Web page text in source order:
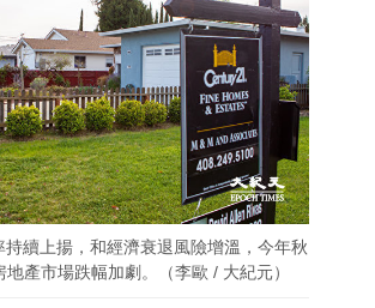
持續上揚，和經濟衰退風險增溫，今年秋
地產市場跌幅加劇。（李歐 / 大紀元）